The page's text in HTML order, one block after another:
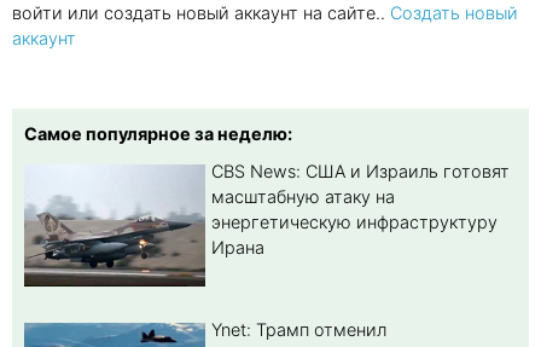
войти или создать новый аккаунт на сайте.. Создать новый
аккаунт
Самое популярное за неделю:
CBS News: США и Израиль готовят
масштабную атаку на
энергетическую инфраструктуру
Ирана
Ynet: Трамп отменил